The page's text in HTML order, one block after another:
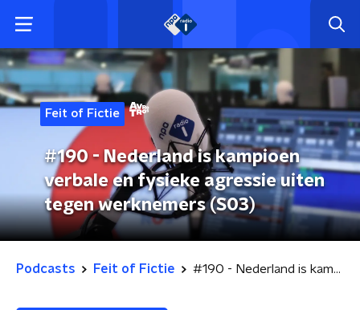
Feit of Fictie
#190 - Nederland is kampioen
verbale en fysieke agressie uiten
tegen werknemers (S03)
Podcasts Feit of Fictie #190 - Nederland is kampioen verbale en fysieke agressie uiten tegen werknemers (S03)